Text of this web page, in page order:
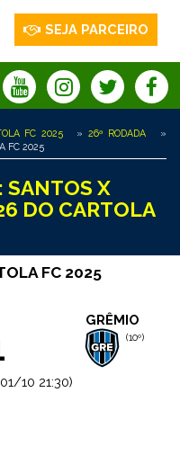
SEJA PARCEIRO
FC 2025 » 26ª RODADA
»
FC 2025
SANTOS X
DO CARTOLA
FC 2025
GRÊMIO
(10º)
10 21:30)